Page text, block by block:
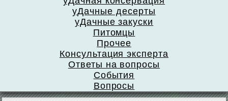
уДачные десерты
уДачные закуски
Питомцы
Прочее
Консультация эксперта
Ответы на вопросы
События
Вопросы